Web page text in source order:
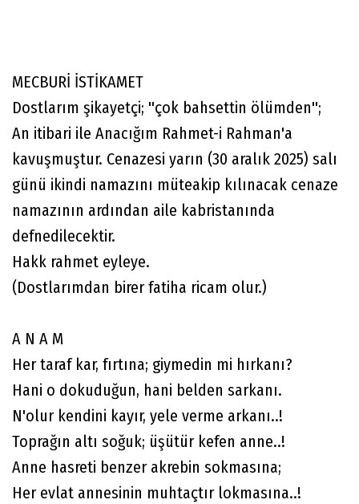
MECBURİ İSTİKAMET
Dostlarım şikayetçi; ''çok bahsettin ölümden'';
An itibari ile Anacığım Rahmet-i Rahman'a
kavuşmuştur. Cenazesi yarın (30 aralık 2025) salı
günü ikindi namazını müteakip kılınacak cenaze
namazının ardından aile kabristanında
defnedilecektir.
Hakk rahmet eyleye.
(Dostlarımdan birer fatiha ricam olur.)
A N A M
Her taraf kar, fırtına; giymedin mi hırkanı?
Hani o dokuduğun, hani belden sarkanı.
N'olur kendini kayır, yele verme arkanı..!
Toprağın altı soğuk; üşütür kefen anne..!
Anne hasreti benzer akrebin sokmasına;
Her evlat annesinin muhtaçtır lokmasına..!